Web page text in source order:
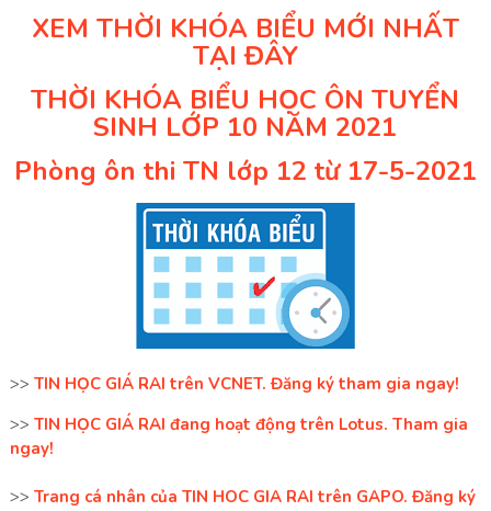
XEM THỜI KHÓA BIỂU MỚI NHẤT
TẠI ĐÂY
THỜI KHÓA BIỂU HỌC ÔN TUYỂN
SINH LỚP 10 NĂM 2021
Phòng ôn thi TN lớp 12 từ 17-5-2021
>> TIN HỌC GIÁ RAI trên VCNET. Đăng ký tham gia ngay!
>> TIN HỌC GIÁ RAI đang hoạt động trên Lotus. Tham gia
ngay!
>> Trang cá nhân của TIN HOC GIA RAI trên GAPO. Đăng ký